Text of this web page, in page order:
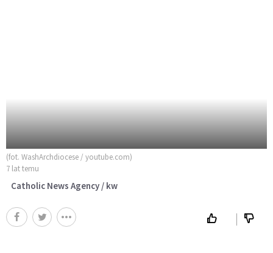
(fot. WashArchdiocese / youtube.com)
7 lat temu
Catholic News Agency / kw